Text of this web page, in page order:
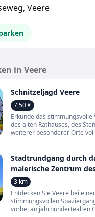
Veere
in Veere
Schnitzeljagd Veere
7,50 €
Erkunde das stimmungsvolle
des alten Rathauses, des
weiterer besonderer Orte
Stadtrundgang durch
malerische Zentrum
historischen Städtchens
3 km
Entdecken Sie Veere bei
stimmungsvollen
vorbei an jahrhundertealten